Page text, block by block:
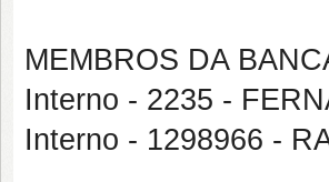
MEMBROS DA
Interno - 2235 -
Interno - 1298966 -